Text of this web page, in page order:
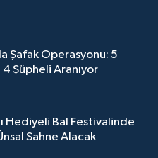
Şafak Operasyonu: 5
4 Şüpheli Aranıyor
Hediyeli Bal Festivalinde
Sahne Alacak